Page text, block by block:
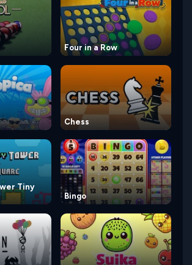
Four in a Row
Chess
Tiny
Bingo